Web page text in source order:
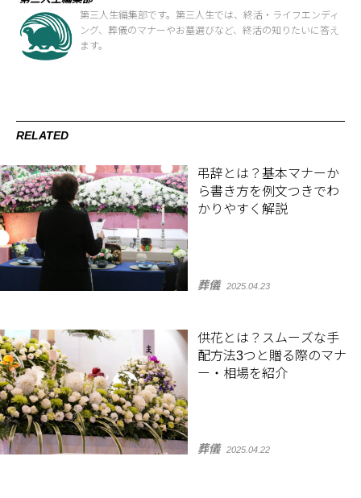
第三人生編集部です。第三人生では、終活・ライフエンディ
ング、葬儀のマナーやお墓選びなど、終活の知りたいに答え
ます。
RELATED
弔辞とは？基本マナーか
ら書き方を例文つきでわ
かりやすく解説
葬儀 2025.04.23
供花とは？スムーズな手
配方法3つと贈る際のマナ
ー・相場を紹介
葬儀 2025.04.22